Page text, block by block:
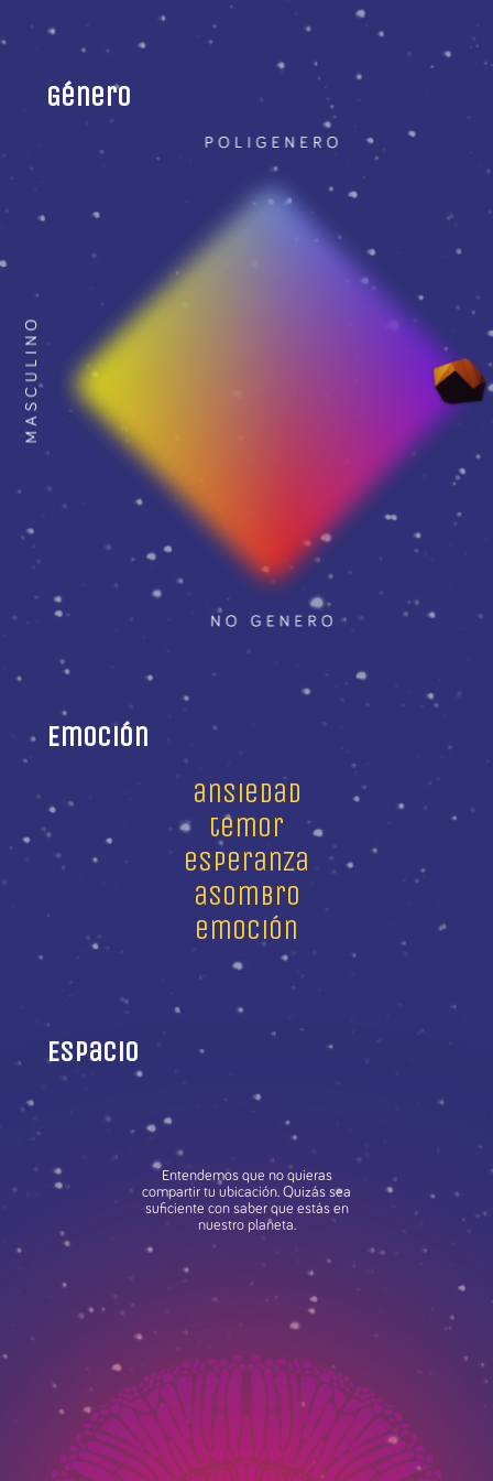
Género
Emoción
ansiedad
temor
esperanza
asombro
emoción
Espacio
Entendemos que no quieras
compartir tu ubicación. Quizás sea
suficiente con saber que estás en
nuestro planeta.